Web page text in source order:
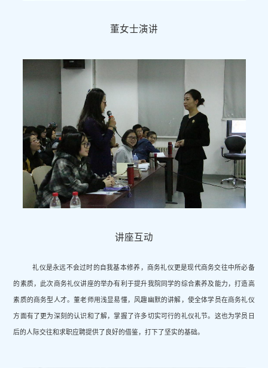
董女士演讲
讲座互动
礼仪是永远不会过时的自我基本修养，商务礼仪更是现代商务交往中所必备
的素质，此次商务礼仪讲座的举办有利于提升我院同学的综合素养及能力，打造高
素质的商务型人才。董老师用浅显易懂，风趣幽默的讲解，使全体学员在商务礼仪
方面有了更为深刻的认识和了解，掌握了许多切实可行的礼仪礼节。这也为学员日
后的人际交往和求职应聘提供了良好的借鉴，打下了坚实的基础。